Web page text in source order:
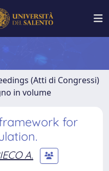
(Atti di Congressi)
in volume
for
A.